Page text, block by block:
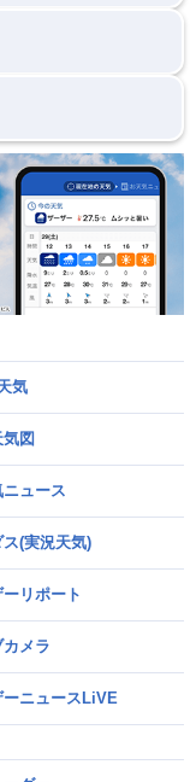
気
図
ニュース
ス(実況天気)
リポート
カメラ
ーニュースLiVE